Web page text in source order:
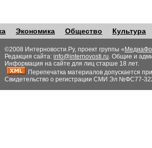
Экономика Общество Культура
©2008 Интерновости.Ру, проект группы «
Редакция сайта: info@internovosti.ru. Общие и
Информация на сайте для лиц старше 18 лет.
Перепечатка материалов допускается
Свидетельство о регистрации СМИ Эл №ФС77-